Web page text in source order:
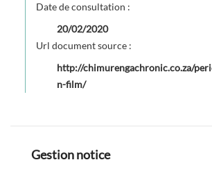
Date de consultation :
20/02/2020
Url document source :
http://chimurengachronic.co.za/
n-film/
Gestion notice